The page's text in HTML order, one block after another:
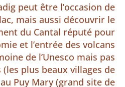
peut être l’occasion de
mais aussi découvrir le
du Cantal réputé pour
et l’entrée des volcans
de l’Unesco mais pas
plus beaux villages de
Puy Mary (grand site de